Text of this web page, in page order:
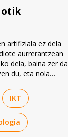
artifiziala ez dela
aurrerantzean
dela, baina zer da
du, eta nola
IKT